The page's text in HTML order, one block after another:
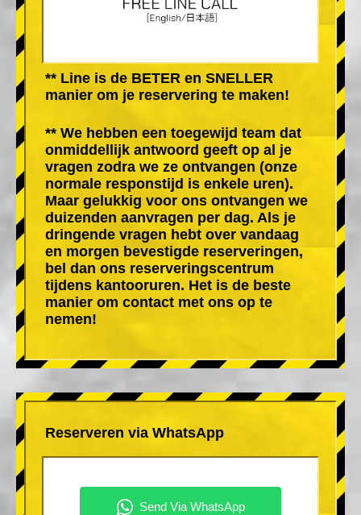
** Line is de BETER en SNELLER
manier om je reservering te maken!
** We hebben een toegewijd team dat
onmiddellijk antwoord geeft op al je
vragen zodra we ze ontvangen (onze
normale responstijd is enkele uren).
Maar gelukkig voor ons ontvangen we
duizenden aanvragen per dag. Als je
dringende vragen hebt over vandaag
en morgen bevestigde reserveringen,
bel dan ons reserveringscentrum
tijdens kantooruren. Het is de beste
manier om contact met ons op te
nemen!
Reserveren via WhatsApp